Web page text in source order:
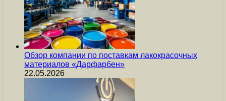
Обзор компании по поставкам лакокрасочных
материалов «Дарфарбен»
22.05.2026